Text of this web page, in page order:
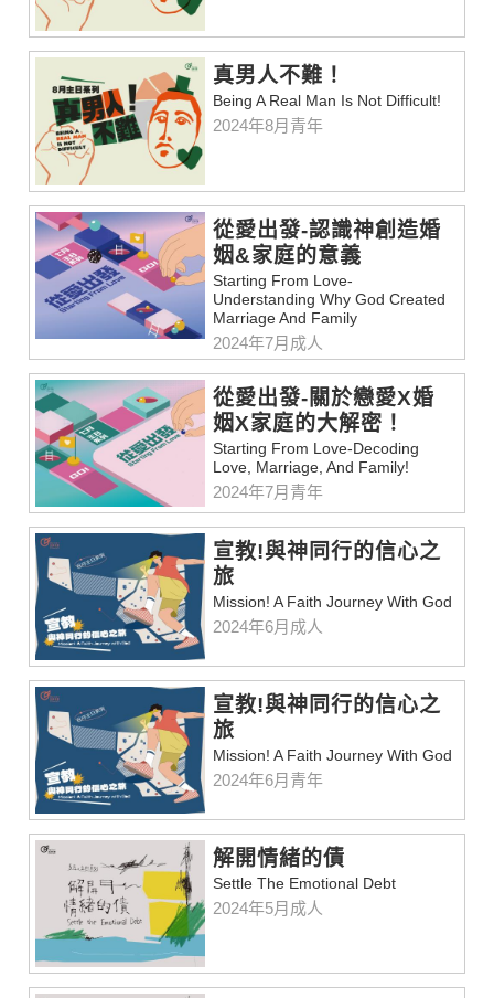
真男人不難！
Being A Real Man Is Not Difficult!
2024年8月青年
從愛出發-認識神創造婚
姻&家庭的意義
Starting From Love-
Understanding Why God Created
Marriage And Family
2024年7月成人
從愛出發-關於戀愛X婚
姻X家庭的大解密！
Starting From Love-Decoding
Love, Marriage, And Family!
2024年7月青年
宣教!與神同行的信心之
旅
Mission! A Faith Journey With God
2024年6月成人
宣教!與神同行的信心之
旅
Mission! A Faith Journey With God
2024年6月青年
解開情緒的債
Settle The Emotional Debt
2024年5月成人